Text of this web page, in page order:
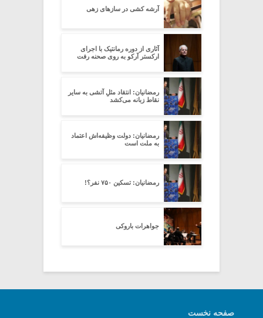
آرشه کشی در سازهای زهی
آثاری از دوره رمانتیک با اجرای
ارکستر آرکو به روی صحنه رفت
رمضانیان: انتقاد مثلِ آتشی به سایر
نقاط زبانه می‌کشد
رمضانیان: دولت وظیفه‌اش اعتماد
به ملت است
رمضانیان: تسکینِ ۷۵۰ نفر؟!
جواهرات باروکی
صفحه نخست